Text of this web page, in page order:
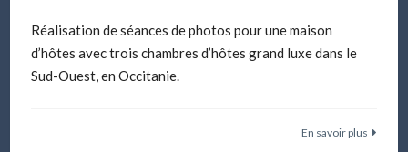
Réalisation de séances de photos pour une maison
d’hôtes avec trois chambres d’hôtes grand luxe dans le
Sud-Ouest, en Occitanie.
En savoir plus